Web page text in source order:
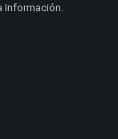
Información.